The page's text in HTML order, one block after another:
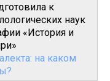
к
наук
«История и
на каком